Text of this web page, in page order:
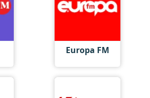
Europa FM